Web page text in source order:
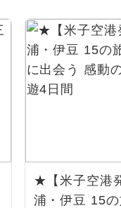
★【米子空港
浦・伊豆 15